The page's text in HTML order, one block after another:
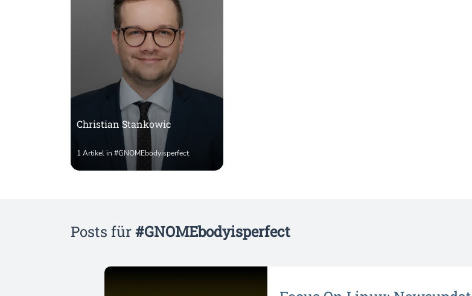
Christian Stankowic
1 Artikel in #GNOMEbodyisperfect
Posts für#GNOMEbodyisperfect